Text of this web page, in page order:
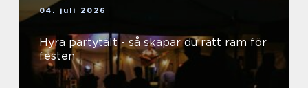
04. juli 2026
Hyra partytält - så skapar du rätt ram för
festen